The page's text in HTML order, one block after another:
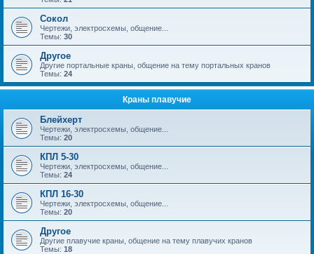
Сокол
Чертежи, электросхемы, общение...
Темы: 30
Другое
Другие портальные краны, общение на тему портальных кранов
Темы: 24
Краны плавучие
Блейхерт
Чертежи, электросхемы, общение...
Темы: 20
КПЛ 5-30
Чертежи, электросхемы, общение...
Темы: 24
КПЛ 16-30
Чертежи, электросхемы, общение...
Темы: 20
Другое
Другие плавучие краны, общение на тему плавучих кранов
Темы: 18